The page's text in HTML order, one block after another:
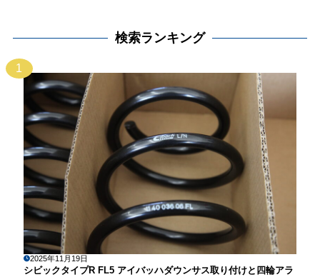
検索ランキング
1
2025年11月19日
シビックタイプR FL5 アイバッハダウンサス取り付けと四輪アラ